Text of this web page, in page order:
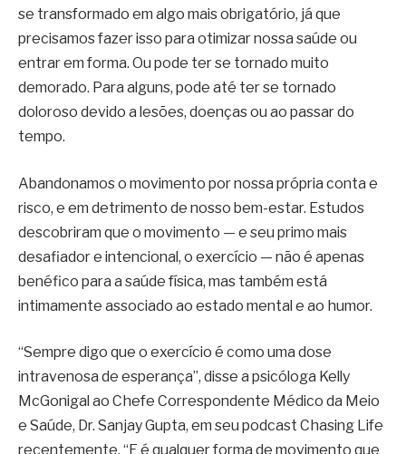
se transformado em algo mais obrigatório, já que
precisamos fazer isso para otimizar nossa saúde ou
entrar em forma. Ou pode ter se tornado muito
demorado. Para alguns, pode até ter se tornado
doloroso devido a lesões, doenças ou ao passar do
tempo.
Abandonamos o movimento por nossa própria conta e
risco, e em detrimento de nosso bem-estar. Estudos
descobriram que o movimento — e seu primo mais
desafiador e intencional, o exercício — não é apenas
benéfico para a saúde física, mas também está
intimamente associado ao estado mental e ao humor.
“Sempre digo que o exercício é como uma dose
intravenosa de esperança”, disse a psicóloga Kelly
McGonigal ao Chefe Correspondente Médico da Meio
e Saúde, Dr. Sanjay Gupta, em seu podcast Chasing Life
recentemente. “E é qualquer forma de movimento que